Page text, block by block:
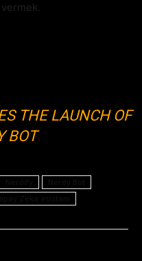
vermek.
THE LAUNCH OF
BOT